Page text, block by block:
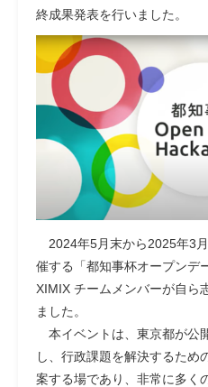
終成果発表を行いました。
2024年5月末から2025年3
催する「都知事杯オープンデ
XIMIX チームメンバーが自ら
ました。
本イベントは、東京都が公
し、行政課題を解決するため
案する場であり、非常に多く